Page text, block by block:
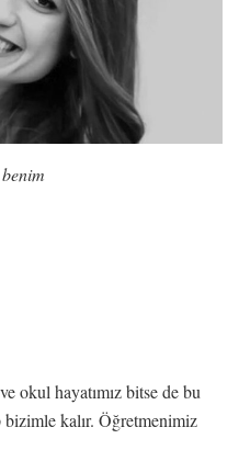
okul hayatımız bitse de bu
kalır. Öğretmenimiz